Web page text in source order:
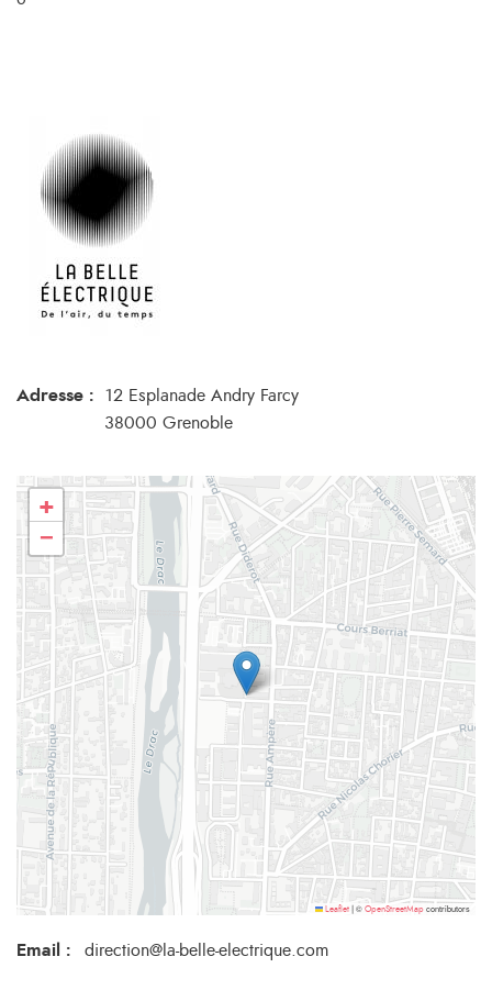
Adresse :
12 Esplanade Andry Farcy
38000 Grenoble
+
−
Leaflet © OpenStreetMap contributors
Email : direction@la-belle-electrique.com